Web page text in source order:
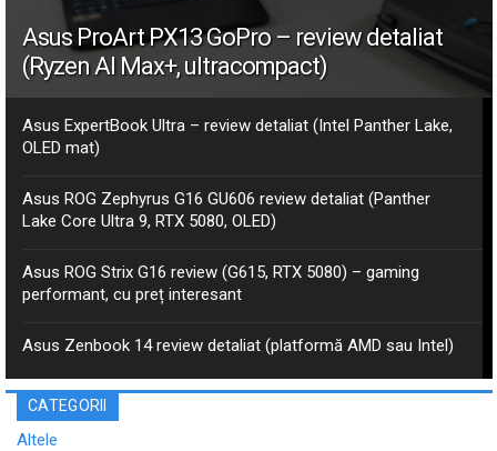
Asus ProArt PX13 GoPro – review detaliat
(Ryzen AI Max+, ultracompact)
Asus ExpertBook Ultra – review detaliat (Intel Panther Lake,
OLED mat)
Asus ROG Zephyrus G16 GU606 review detaliat (Panther
Lake Core Ultra 9, RTX 5080, OLED)
Asus ROG Strix G16 review (G615, RTX 5080) – gaming
performant, cu preț interesant
Asus Zenbook 14 review detaliat (platformă AMD sau Intel)
CATEGORII
Altele